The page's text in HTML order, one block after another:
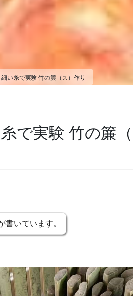
い糸で実験 竹の簾（ス）作り
で実験 竹の簾
書いています。